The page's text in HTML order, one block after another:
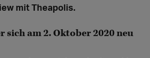
mit Theapolis.
sich am 2. Oktober 2020 neu